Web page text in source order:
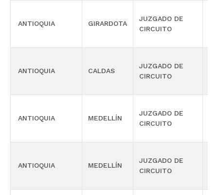
ANTIOQUIA GIRARDOTA
JUZGADO DE
CIRCUITO
ANTIOQUIA CALDAS
JUZGADO DE
CIRCUITO
ANTIOQUIA MEDELLÍN
JUZGADO DE
CIRCUITO
ANTIOQUIA MEDELLÍN
JUZGADO DE
CIRCUITO